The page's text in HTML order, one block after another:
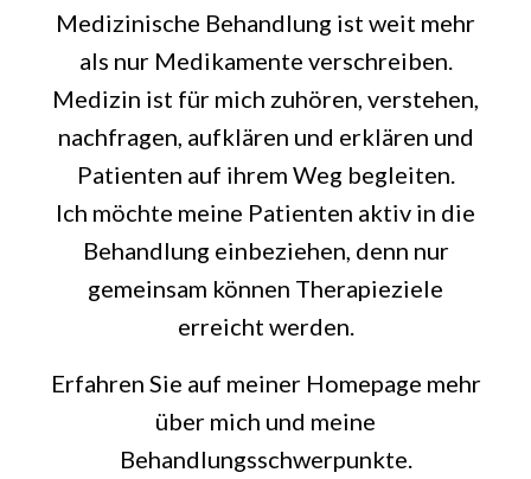
Medizinische Behandlung ist weit mehr
als nur Medikamente verschreiben.
Medizin ist für mich zuhören, verstehen,
nachfragen, aufklären und erklären und
Patienten auf ihrem Weg begleiten.
Ich möchte meine Patienten aktiv in die
Behandlung einbeziehen, denn nur
gemeinsam können Therapieziele
erreicht werden.
Erfahren Sie auf meiner Homepage mehr
über mich und meine
Behandlungsschwerpunkte.